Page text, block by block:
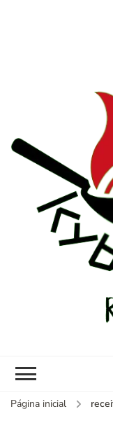
Página inicial